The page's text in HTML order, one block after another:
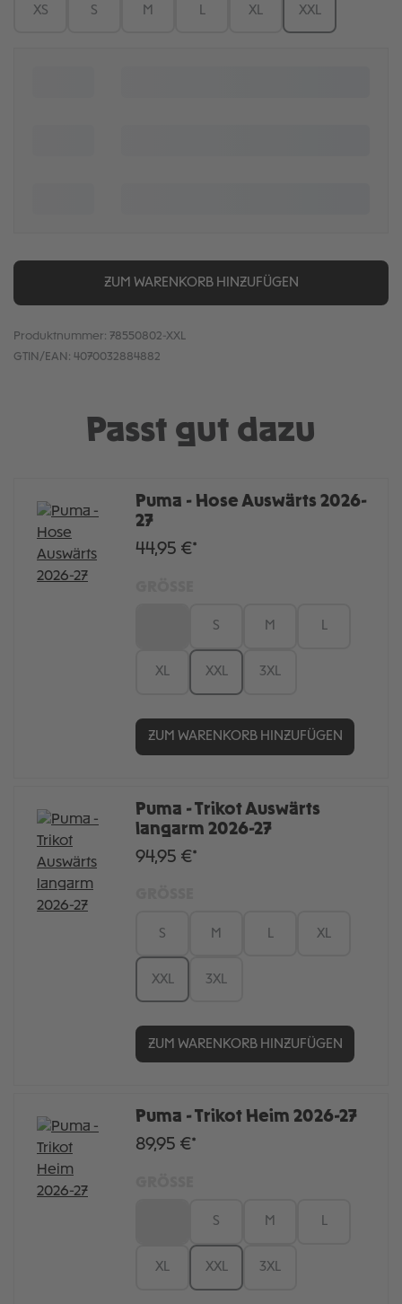
XS S M XL XXL
ZUM WARENKORB HINZUFÜGEN
Produktnummer: 78550802-XXL
GTIN/EAN: 4070032884882
Passt gut dazu
Puma - Hose Auswärts 2026-
27
44,95 €*
S M L
XL XXL 3XL
ZUM WARENKORB HINZUFÜGEN
Puma - Trikot Auswärts
langarm 2026-27
94,95 €*
S M XL
XXL 3XL
ZUM WARENKORB HINZUFÜGEN
Puma - Trikot Heim 2026-27
89,95 €*
S M L
XL XXL 3XL